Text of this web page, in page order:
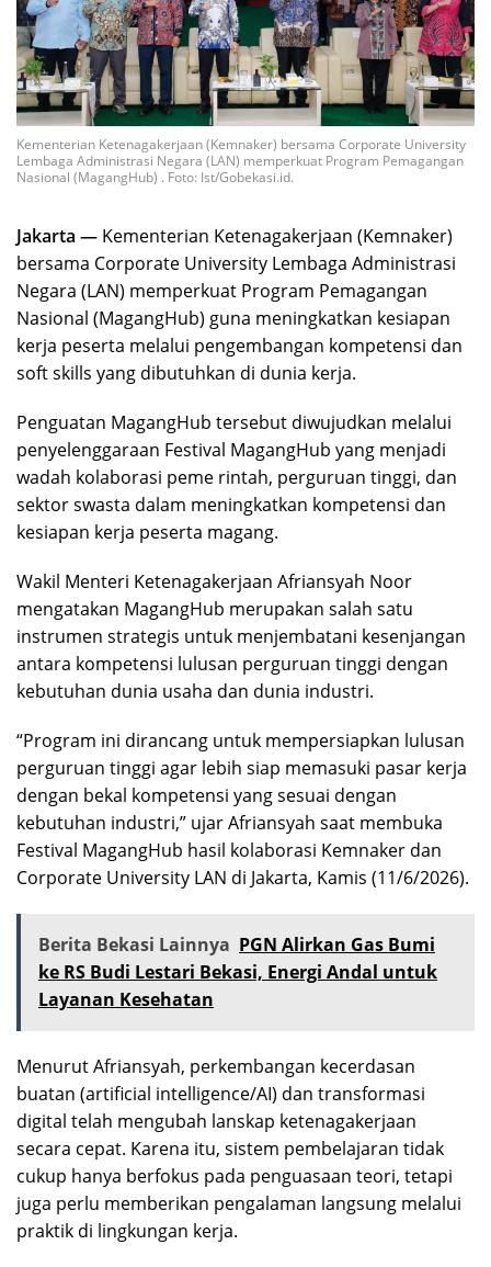
Kementerian Ketenagakerjaan (Kemnaker) bersama Corporate University
Lembaga Administrasi Negara (LAN) memperkuat Program Pemagangan
Nasional (MagangHub) . Foto: Ist/Gobekasi.id.
Jakarta — Kementerian Ketenagakerjaan (Kemnaker)
bersama Corporate University Lembaga Administrasi
Negara (LAN) memperkuat Program Pemagangan
Nasional (MagangHub) guna meningkatkan kesiapan
kerja peserta melalui pengembangan kompetensi dan
soft skills yang dibutuhkan di dunia kerja.
Penguatan MagangHub tersebut diwujudkan melalui
penyelenggaraan Festival MagangHub yang menjadi
wadah kolaborasi peme rintah, perguruan tinggi, dan
sektor swasta dalam meningkatkan kompetensi dan
kesiapan kerja peserta magang.
Wakil Menteri Ketenagakerjaan Afriansyah Noor
mengatakan MagangHub merupakan salah satu
instrumen strategis untuk menjembatani kesenjangan
antara kompetensi lulusan perguruan tinggi dengan
kebutuhan dunia usaha dan dunia industri.
“Program ini dirancang untuk mempersiapkan lulusan
perguruan tinggi agar lebih siap memasuki pasar kerja
dengan bekal kompetensi yang sesuai dengan
kebutuhan industri,” ujar Afriansyah saat membuka
Festival MagangHub hasil kolaborasi Kemnaker dan
Corporate University LAN di Jakarta, Kamis (11/6/2026).
Berita Bekasi Lainnya PGN Alirkan Gas Bumi
ke RS Budi Lestari Bekasi, Energi Andal untuk
Layanan Kesehatan
Menurut Afriansyah, perkembangan kecerdasan
buatan (artificial intelligence/AI) dan transformasi
digital telah mengubah lanskap ketenagakerjaan
secara cepat. Karena itu, sistem pembelajaran tidak
cukup hanya berfokus pada penguasaan teori, tetapi
juga perlu memberikan pengalaman langsung melalui
praktik di lingkungan kerja.